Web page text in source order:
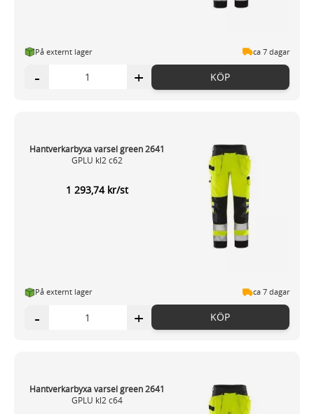
På externt lager ca 7 dagar
- + KÖP
Hantverkarbyxa varsel green 2641
GPLU kl2 c62
1 293,74 kr/st
På externt lager ca 7 dagar
- + KÖP
Hantverkarbyxa varsel green 2641
GPLU kl2 c64